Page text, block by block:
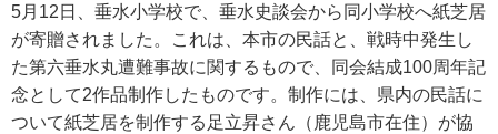
5月12日、垂水小学校で、垂水史談会から同小学校へ紙芝居
が寄贈されました。これは、本市の民話と、戦時中発生し
た第六垂水丸遭難事故に関するもので、同会結成100周年記
念として2作品制作したものです。制作には、県内の民話に
ついて紙芝居を制作する足立昇さん（鹿児島市在住）が協